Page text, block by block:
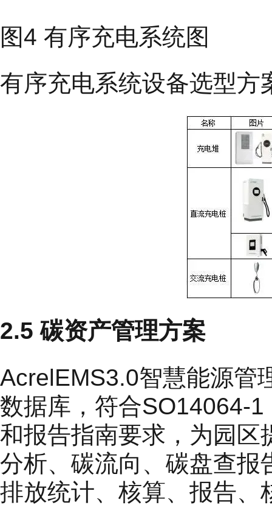
图4 有序充电系统图
有序充电系统设备选型方
2.5 碳资产管理方案
AcrelEMS3.0智慧能源管
数据库，符合SO14064-
和报告指南要求，为园区
分析、碳流向、碳盘查报
排放统计、核算、报告、